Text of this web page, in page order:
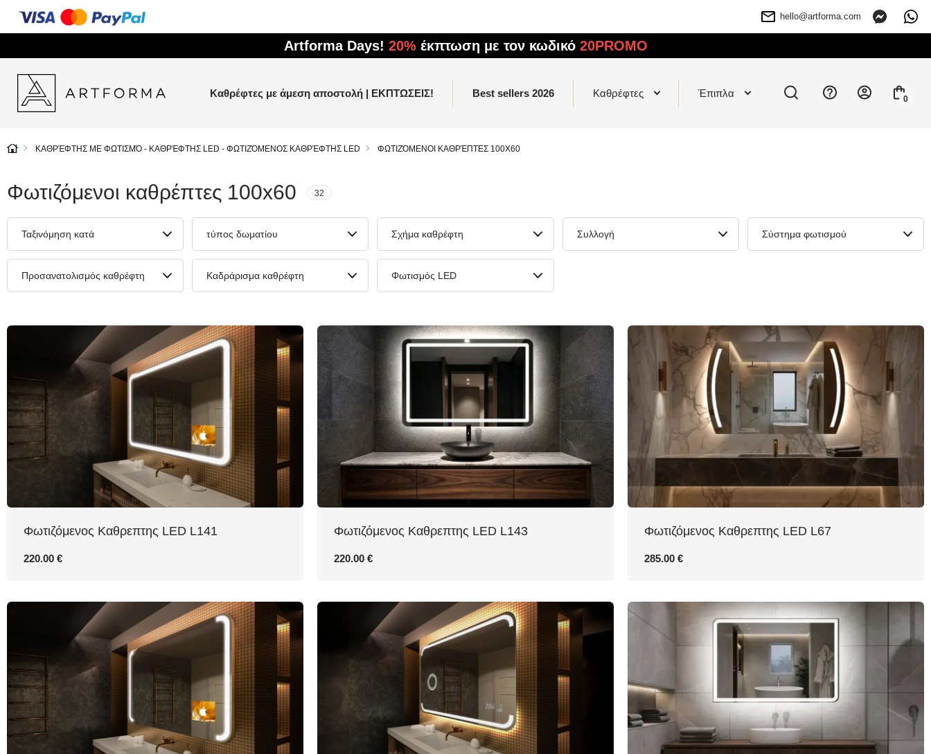
hello@artforma.com
Artforma Days! 20%έκπτωση με τον κωδικό 20PROMO
Καθρέφτες με άμεση αποστολή | ΕΚΠΤΩΣΕΙΣ! Best sellers 2026 Καθρέφτες Έπιπλα 0
ΚΑΘΡΈΦΤΗΣ ΜΕ ΦΩΤΙΣΜΌ - ΚΑΘΡΈΦΤΗΣ LED - ΦΩΤΙΖΌΜΕΝΟΣ ΚΑΘΡΈΦΤΗΣ LED ΦΩΤΙΖΌΜΕΝΟΙ ΚΑΘΡΈΠΤΕΣ 100X60
Φωτιζόμενοι καθρέπτες 100x60 32
Ταξινόμηση κατά τύπος δωματίου Σχήμα καθρέφτη Συλλογή Σύστημα φωτισμού
Προσανατολισμός καθρέφτη Καδράρισμα καθρέφτη Φωτισμός LED
Φωτιζόμενος Καθρεπτης LED L141
220.00 €
Φωτιζόμενος Καθρεπτης LED L143
220.00 €
Φωτιζόμενος Καθρεπτης LED L67
285.00 €